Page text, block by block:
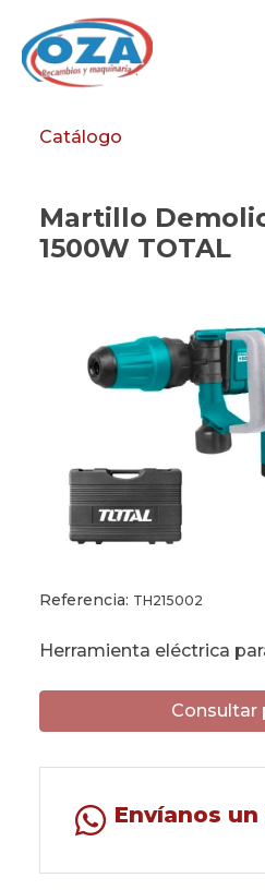
Catálogo
Martillo
1500W TOTAL
Referencia: TH215002
Herramienta eléctrica
Consultar
Envíanos